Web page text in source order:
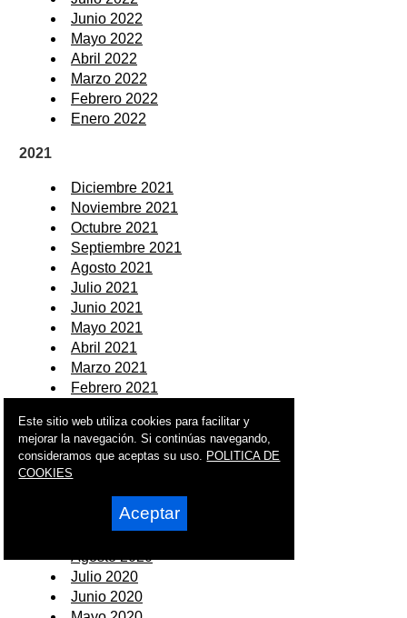
Junio 2022
Mayo 2022
Abril 2022
Marzo 2022
Febrero 2022
Enero 2022
2021
Diciembre 2021
Noviembre 2021
Octubre 2021
Septiembre 2021
Agosto 2021
Julio 2021
Junio 2021
Mayo 2021
Abril 2021
Marzo 2021
Febrero 2021
2020
Diciembre 2020
Noviembre 2020
Octubre 2020
Agosto 2020
Julio 2020
Junio 2020
Este sitio web utiliza cookies para facilitar y
mejorar la navegación. Si continúas navegando,
consideramos que aceptas su uso. POLITICA DE
COOKIES
Aceptar